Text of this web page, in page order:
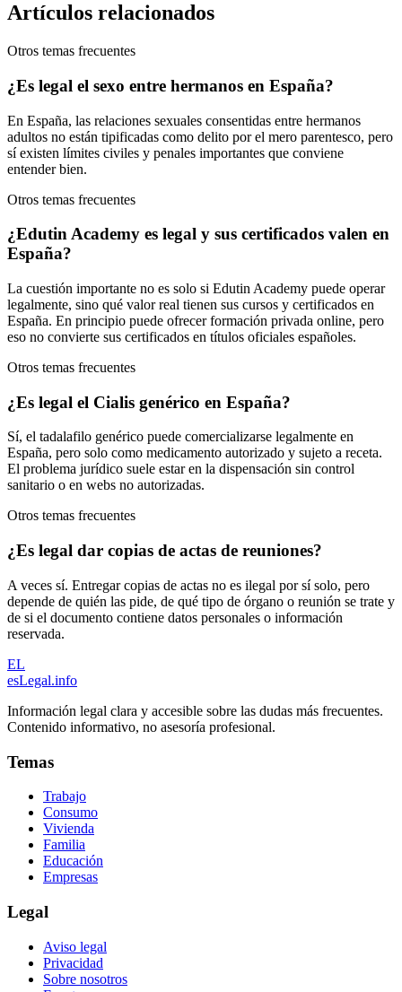
Artículos relacionados
Otros temas frecuentes
¿Es legal el sexo entre hermanos en España?
En España, las relaciones sexuales consentidas entre hermanos
adultos no están tipificadas como delito por el mero parentesco, pero
sí existen límites civiles y penales importantes que conviene
entender bien.
Otros temas frecuentes
¿Edutin Academy es legal y sus certificados valen en
España?
La cuestión importante no es solo si Edutin Academy puede operar
legalmente, sino qué valor real tienen sus cursos y certificados en
España. En principio puede ofrecer formación privada online, pero
eso no convierte sus certificados en títulos oficiales españoles.
Otros temas frecuentes
¿Es legal el Cialis genérico en España?
Sí, el tadalafilo genérico puede comercializarse legalmente en
España, pero solo como medicamento autorizado y sujeto a receta.
El problema jurídico suele estar en la dispensación sin control
sanitario o en webs no autorizadas.
Otros temas frecuentes
¿Es legal dar copias de actas de reuniones?
A veces sí. Entregar copias de actas no es ilegal por sí solo, pero
depende de quién las pide, de qué tipo de órgano o reunión se trate y
de si el documento contiene datos personales o información
reservada.
EL
esLegal.info
Información legal clara y accesible sobre las dudas más frecuentes.
Contenido informativo, no asesoría profesional.
Temas
Trabajo
Consumo
Vivienda
Familia
Educación
Empresas
Legal
Aviso legal
Privacidad
Sobre nosotros